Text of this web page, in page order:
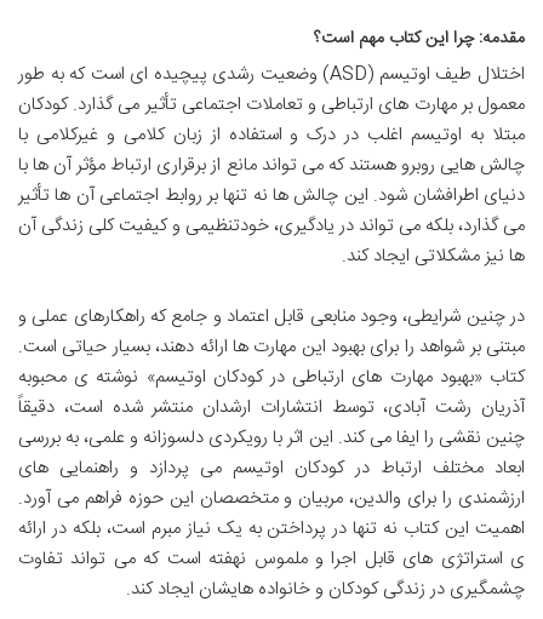
مقدمه: چرا این کتاب مهم است؟
اختلال طیف اوتیسم (ASD) وضعیت رشدی پیچیده ای است که به طور
معمول بر مهارت های ارتباطی و تعاملات اجتماعی تأثیر می گذارد. کودکان
مبتلا به اوتیسم اغلب در درک و استفاده از زبان کلامی و غیرکلامی با
چالش هایی روبرو هستند که می تواند مانع از برقراری ارتباط مؤثر آن ها با
دنیای اطرافشان شود. این چالش ها نه تنها بر روابط اجتماعی آن ها تأثیر
می گذارد، بلکه می تواند در یادگیری، خودتنظیمی و کیفیت کلی زندگی آن
ها نیز مشکلاتی ایجاد کند.
در چنین شرایطی، وجود منابعی قابل اعتماد و جامع که راهکارهای عملی و
مبتنی بر شواهد را برای بهبود این مهارت ها ارائه دهند، بسیار حیاتی است.
کتاب «بهبود مهارت های ارتباطی در کودکان اوتیسم» نوشته ی محبوبه
آذریان رشت آبادی، توسط انتشارات ارشدان منتشر شده است، دقیقاً
چنین نقشی را ایفا می کند. این اثر با رویکردی دلسوزانه و علمی، به بررسی
ابعاد مختلف ارتباط در کودکان اوتیسم می پردازد و راهنمایی های
ارزشمندی را برای والدین، مربیان و متخصصان این حوزه فراهم می آورد.
اهمیت این کتاب نه تنها در پرداختن به یک نیاز مبرم است، بلکه در ارائه
ی استراتژی های قابل اجرا و ملموس نهفته است که می تواند تفاوت
چشمگیری در زندگی کودکان و خانواده هایشان ایجاد کند.